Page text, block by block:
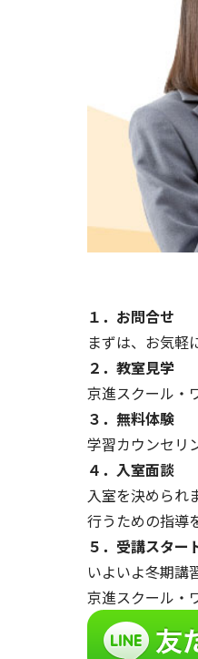
１．お問合せ
まずは、お気軽
２．教室見学
京進スクール・
３．無料体験
学習カウンセリ
４．入室面談
入室を決められ
行うための指導
５．受講スター
いよいよ冬期講
京進スクール・